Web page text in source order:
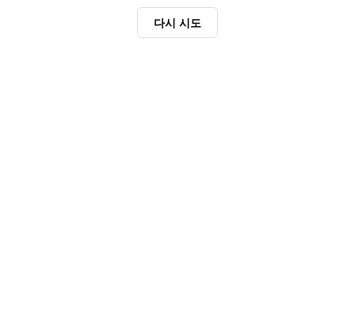
다시 시도